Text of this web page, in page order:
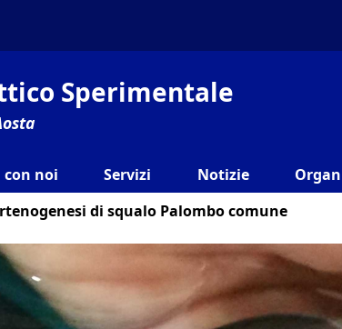
Sperimentale
con noi Servizi Notizie
di squalo Palombo comune